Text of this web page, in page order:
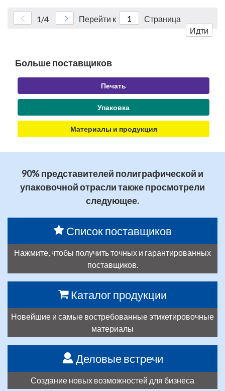
1/4 Перейти к
Страница
Идти
Больше поставщиков
Печать
Упаковка
Материалы и продукция
90% представителей полиграфической и
упаковочной отрасли также просмотрели
следующее.
Список поставщиков
Нажмите, чтобы получить точных и гарантированных
поставщиков.
Каталог продукции
Новейшие и самые востребованные этикетировочные
материалы
Деловые встречи
Создание новых возможностей для бизнеса